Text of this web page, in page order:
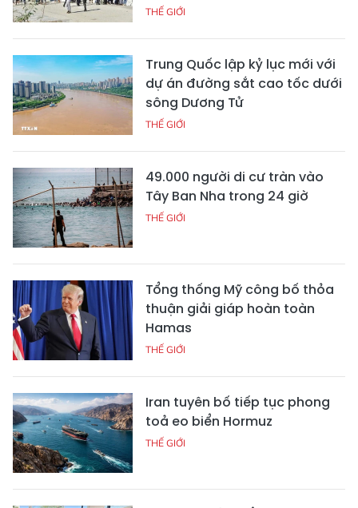
THẾ GIỚI
Trung Quốc lập kỷ lục mới với
dự án đường sắt cao tốc dưới
sông Dương Tử
THẾ GIỚI
49.000 người di cư tràn vào
Tây Ban Nha trong 24 giờ
THẾ GIỚI
Tổng thống Mỹ công bố thỏa
thuận giải giáp hoàn toàn
Hamas
THẾ GIỚI
Iran tuyên bố tiếp tục phong
toả eo biển Hormuz
THẾ GIỚI